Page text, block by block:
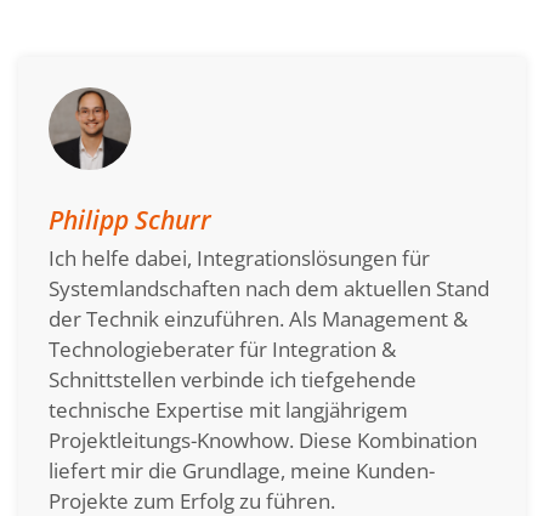
Philipp Schurr
Ich helfe dabei, Integrationslösungen für
Systemlandschaften nach dem aktuellen Stand
der Technik einzuführen. Als Management &
Technologieberater für Integration &
Schnittstellen verbinde ich tiefgehende
technische Expertise mit langjährigem
Projektleitungs-Knowhow. Diese Kombination
liefert mir die Grundlage, meine Kunden-
Projekte zum Erfolg zu führen.